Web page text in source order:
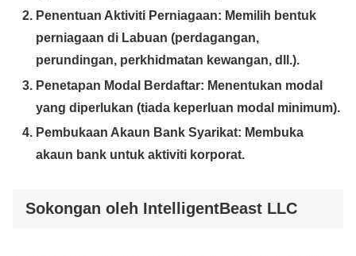
Penentuan Aktiviti Perniagaan: Memilih bentuk
perniagaan di Labuan (perdagangan,
perundingan, perkhidmatan kewangan, dll.).
Penetapan Modal Berdaftar: Menentukan modal
yang diperlukan (tiada keperluan modal minimum).
Pembukaan Akaun Bank Syarikat: Membuka
akaun bank untuk aktiviti korporat.
Sokongan oleh IntelligentBeast LLC